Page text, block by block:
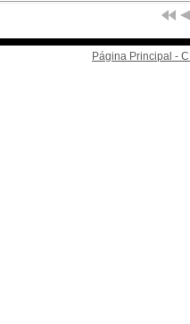
Página Principal -